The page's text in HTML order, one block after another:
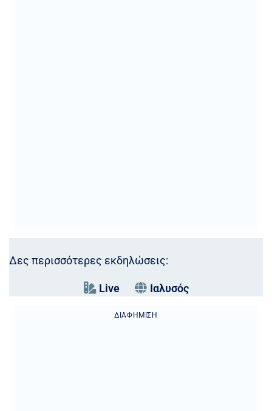
Δες περισσότερες εκδηλώσεις:
Live Ιαλυσός
ΔΙΑΦΉΜΙΣΗ